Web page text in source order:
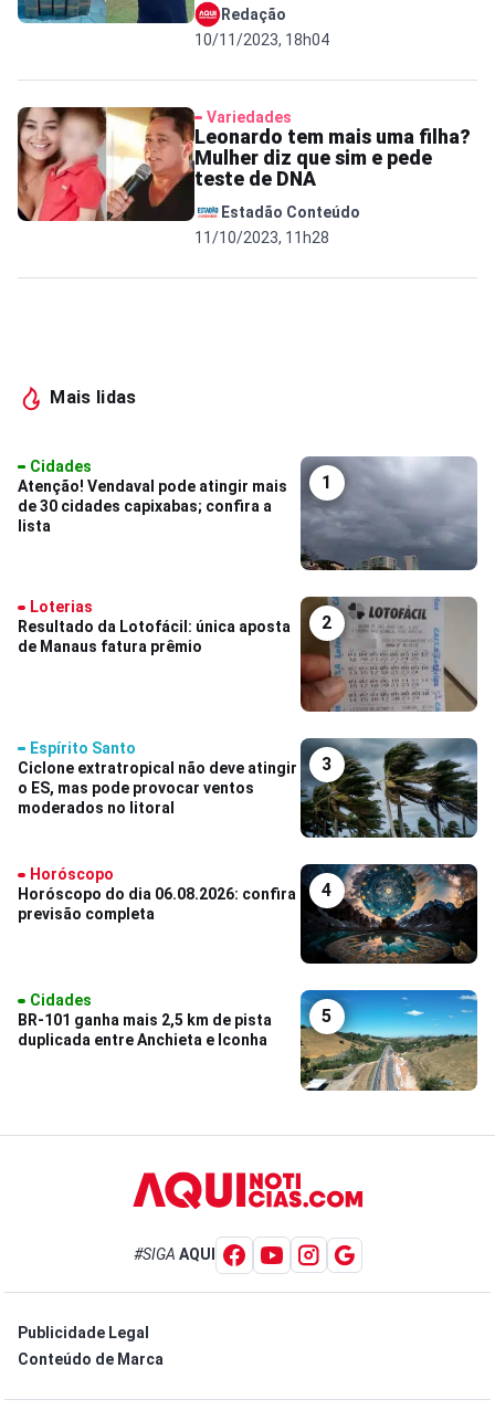
Redação
10/11/2023, 18h04
Variedades
Leonardo tem mais uma filha?
Mulher diz que sim e pede
teste de DNA
Estadão Conteúdo
11/10/2023, 11h28
Mais lidas
1
Cidades
Atenção! Vendaval pode atingir mais
de 30 cidades capixabas; confira a
lista
2
Loterias
Resultado da Lotofácil: única aposta
de Manaus fatura prêmio
3
Espírito Santo
Ciclone extratropical não deve atingir
o ES, mas pode provocar ventos
moderados no litoral
4
Horóscopo
Horóscopo do dia 06.08.2026: confira
previsão completa
5
Cidades
BR-101 ganha mais 2,5 km de pista
duplicada entre Anchieta e Iconha
#SIGA AQUI
Publicidade Legal
Conteúdo de Marca